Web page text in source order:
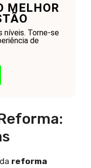
MELHOR
níveis. Torne-se
de
reforma